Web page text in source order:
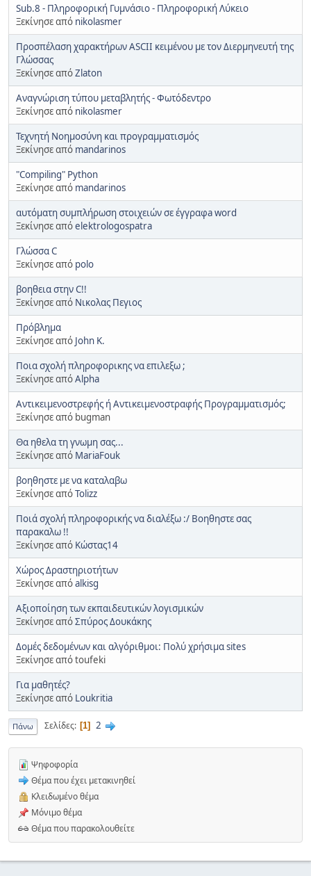
Sub.8 - Πληροφορική Γυμνάσιο - Πληροφορική Λύκειο
Ξεκίνησε από nikolasmer
Προσπέλαση χαρακτήρων ASCII κειμένου με τον Διερμηνευτή της
Γλώσσας
Ξεκίνησε απόZlaton
Αναγνώριση τύπου μεταβλητής - Φωτόδεντρο
Ξεκίνησε από nikolasmer
Τεχνητή Νοημοσύνη και προγραμματισμός
Ξεκίνησε από mandarinos
"Compiling" Python
Ξεκίνησε από mandarinos
αυτόματη συμπλήρωση στοιχειών σε έγγραφa word
Ξεκίνησε απόelektrologospatra
Γλώσσα C
Ξεκίνησε από polo
βοηθεια στην C!!
Ξεκίνησε από Νικολας Πεγιος
Πρόβλημα
Ξεκίνησε από John K.
Ποια σχολή πληροφορικης να επιλεξω ;
Ξεκίνησε απόAlpha
Αντικειμενοστρεφής ή Αντικειμενοστραφής Προγραμματισμός;
Ξεκίνησε από bugman
Θα ηθελα τη γνωμη σας...
Ξεκίνησε από MariaFouk
βοηθηστε με να καταλαβω
Ξεκίνησε απόTolizz
Ποιά σχολή πληροφορικής να διαλέξω :/ Βοηθηστε σας
παρακαλω !!
Ξεκίνησε από Κώστας14
Χώρος Δραστηριοτήτων
Ξεκίνησε απόalkisg
Αξιοποίηση των εκπαιδευτικών λογισμικών
Ξεκίνησε απόΣπύρος Δουκάκης
Δομές δεδομένων και αλγόριθμοι: Πολύ χρήσιμα sites
Ξεκίνησε από toufeki
Για μαθητές?
Ξεκίνησε από Loukritia
Πάνω Σελίδες 1 2
Ψηφοφορία
Θέμα που έχει μετακινηθεί
Κλειδωμένο θέμα
Μόνιμο θέμα
Θέμα που παρακολουθείτε